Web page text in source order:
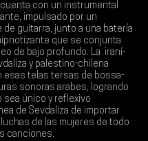
con un instrumental
impulsado por un
de guitarra, junto a una batería
que se conjunta
de bajo profundo. La  iraní-
y palestino-chilena
esas telas tersas de bossa-
sonoras arabes, logrando
sea único y reflexivo
de Sevdaliza de importar
de las mujeres de todo
canciones.